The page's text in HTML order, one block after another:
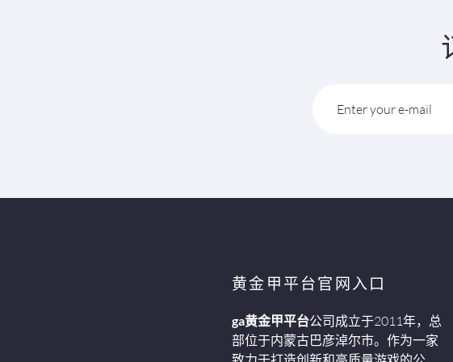
Enter your e-mail
黄金甲平台官网入口
ga黄金甲平台公司成立于2011年，总
部位于内蒙古巴彦淖尔市。作为一家